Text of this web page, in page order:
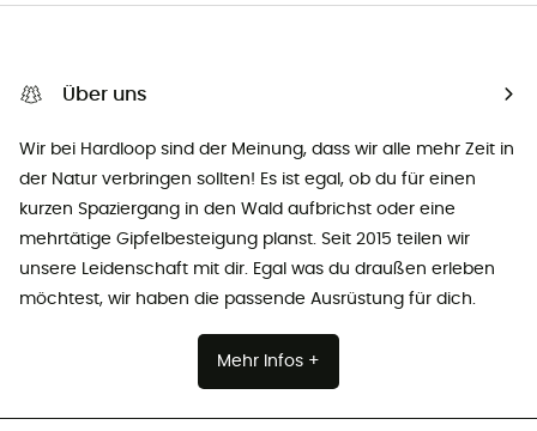
Über uns
Wir bei Hardloop sind der Meinung, dass wir alle mehr Zeit in
der Natur verbringen sollten! Es ist egal, ob du für einen
kurzen Spaziergang in den Wald aufbrichst oder eine
mehrtätige Gipfelbesteigung planst. Seit 2015 teilen wir
unsere Leidenschaft mit dir. Egal was du draußen erleben
möchtest, wir haben die passende Ausrüstung für dich.
Mehr Infos +